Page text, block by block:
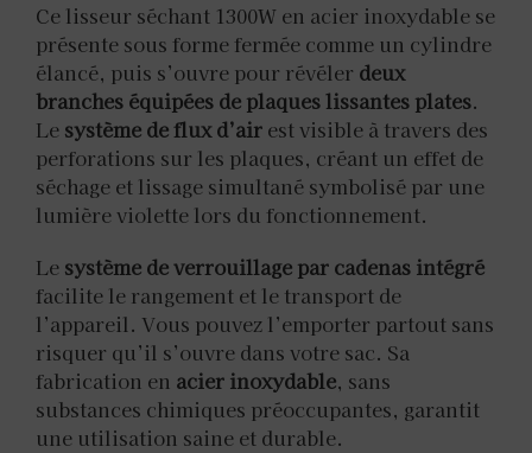
Ce lisseur séchant 1300W en acier inoxydable se
présente sous forme fermée comme un cylindre
élancé, puis s’ouvre pour révéler deux
branches équipées de plaques lissantes plates.
Le système de flux d’air est visible à travers des
perforations sur les plaques, créant un effet de
séchage et lissage simultané symbolisé par une
lumière violette lors du fonctionnement.
Le système de verrouillage par cadenas intégré
facilite le rangement et le transport de
l’appareil. Vous pouvez l’emporter partout sans
risquer qu’il s’ouvre dans votre sac. Sa
fabrication en acier inoxydable, sans
substances chimiques préoccupantes, garantit
une utilisation saine et durable.